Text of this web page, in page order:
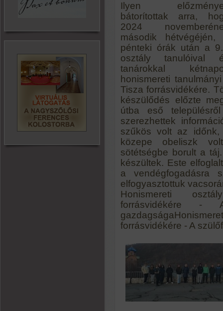
Ilyen
bátorítottak arra,
2024
második hétvégéjén,
pénteki órák után a
osztály tanulóival
tanárokkal
honismereti
Tisza forrásvidékére.
készülődés előzte
útba eső
szerezhettek
szűkös volt az időnk,
közepe obeliszk
sötétségbe borult a
készültek. Este
a vendégfogadásra
elfogyasztottuk
Honismereti
forrásvidékére -
forrásvidékére - A